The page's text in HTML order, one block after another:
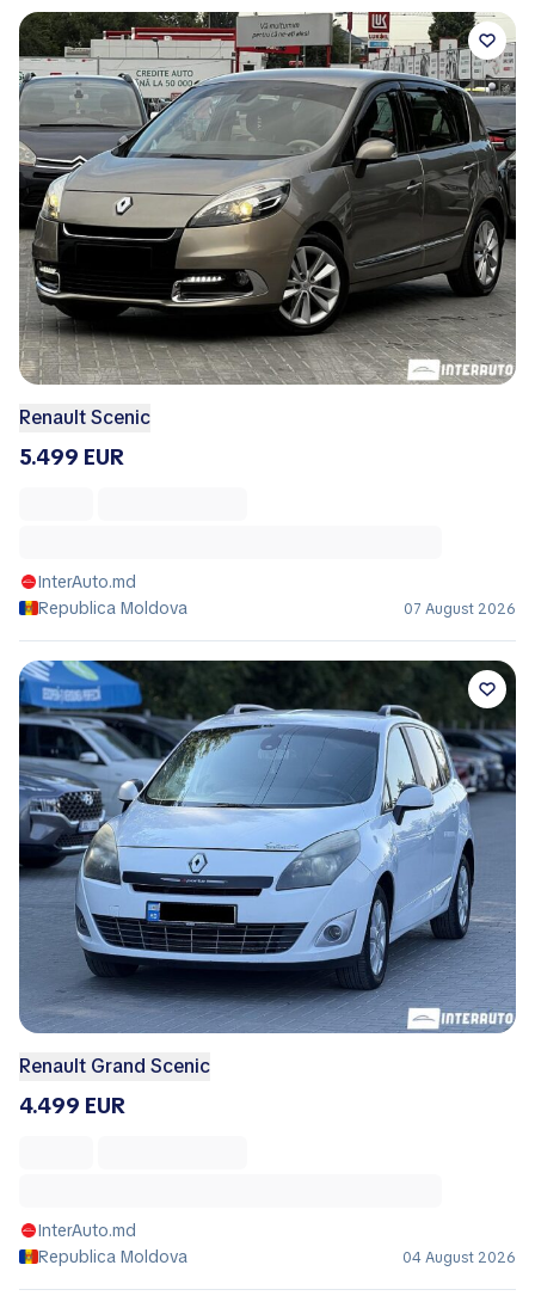
Renault Scenic
5.499 EUR
InterAuto.md
Republica Moldova
07 August 2026
Renault Grand Scenic
4.499 EUR
InterAuto.md
Republica Moldova
04 August 2026